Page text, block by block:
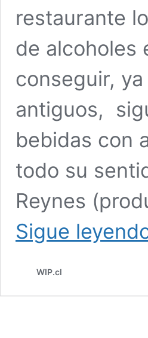
restaurante
de alcoholes
conseguir,
antiguos,
bebidas con
todo su
Reynes
Sigue
WIP.cl